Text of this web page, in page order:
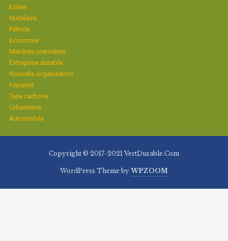
Eolien
Nucléaire
Pétrole
Economie
Matières premières
Entreprise durable
Nouvelle organisation
Fiscalité
Taxe carbone
Urbanisme
Automobile
Copyright © 2017-2021 VertDurable.Com
WordPress Theme by WPZOOM